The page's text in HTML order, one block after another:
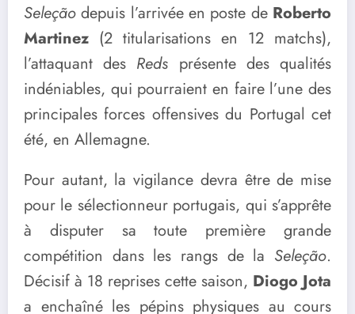
Seleção depuis l’arrivée en poste de Roberto
Martinez (2 titularisations en 12 matchs),
l’attaquant des Reds présente des qualités
indéniables, qui pourraient en faire l’une des
principales forces offensives du Portugal cet
été, en Allemagne.
Pour autant, la vigilance devra être de mise
pour le sélectionneur portugais, qui s’apprête
à disputer sa toute première grande
compétition dans les rangs de la Seleção.
Décisif à 18 reprises cette saison, Diogo Jota
a enchaîné les pépins physiques au cours